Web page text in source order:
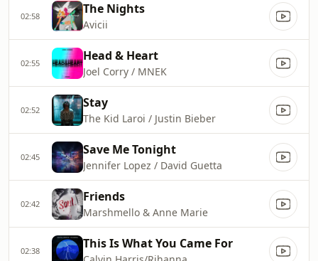
02:58 The Nights
Avicii
02:55 Head & Heart
Joel Corry / MNEK
02:52 Stay
The Kid Laroi / Justin Bieber
02:45 Save Me Tonight
Jennifer Lopez / David Guetta
02:42 Friends
Marshmello & Anne Marie
02:38 This Is What You Came For